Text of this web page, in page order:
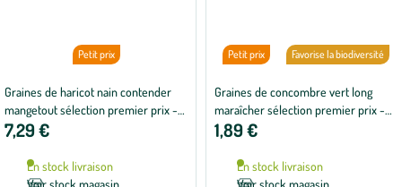
Petit prix
Graines de haricot nain contender
mangetout sélection premier prix -
graines à semer
7,29 €
En stock livraison
Voir stock magasin
Petit prix Favorise la biodiversité
Graines de concombre vert long
maraîcher sélection premier prix -
graines à semer
1,89 €
En stock livraison
Voir stock magasin